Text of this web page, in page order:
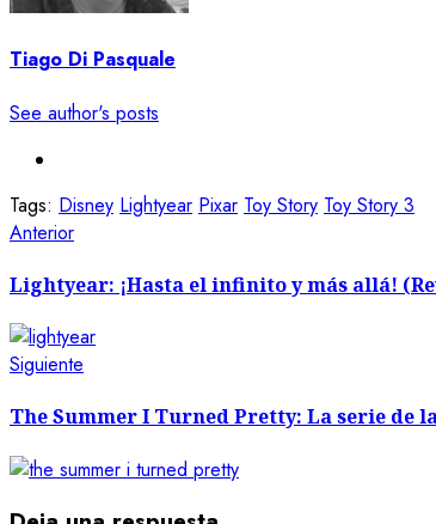
Tiago Di Pasquale
See author's posts
Tags: Disney Lightyear Pixar Toy Story Toy Story 3
Navegación
de
entradas
AnteriorEntrada
Lightyear: ¡Hasta el infinito y más allá!
Siguiente
The Summer I Turned Pretty: La serie de